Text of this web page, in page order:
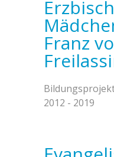
Franz
2012 - 2019